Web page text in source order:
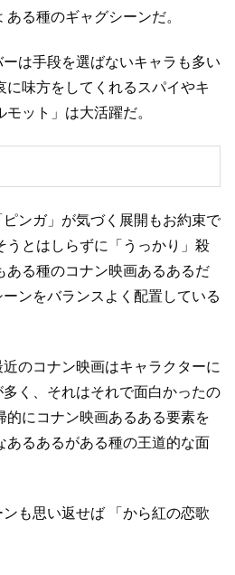
ある種のギャグシーンだ。
は手段を選ばないキャラも多い
に味方をしてくれるスパイやキ
モット」は大活躍だ。
ンガ」が気づく展開もお約束で
うとはしらずに「うっかり」殺
ある種のコナン映画あるあるだ
ンをバランスよく配置している
のコナン映画はキャラクターに
く、それはそれで面白かったの
的にコナン映画あるある要素を
あるあるがある種の王道的な面
ンも思い返せば 「から紅の恋歌